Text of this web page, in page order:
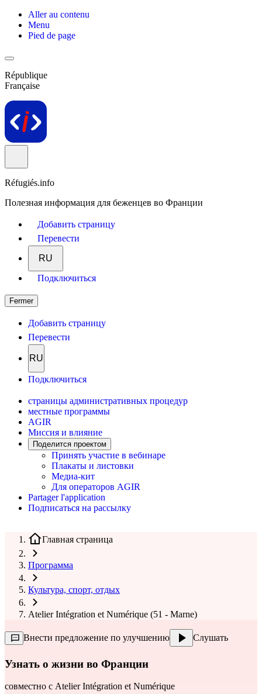
Aller au contenu
Menu
Pied de page
République
Française
Réfugiés.info
Полезная информация для беженцев во Франции
Добавить страницу
Перевести
RU
Подключиться
Fermer
Добавить страницу
Перевести
RU
Подключиться
страницы административных процедур
местные программы
AGIR
Миссия и влияние
Поделится проектом
Принять участие в вебинаре
Плакаты и листовки
Медиа-кит
Для операторов AGIR
Partager l'application
Подписаться на рассылку
Главная страница
Программа
Культура, спорт, отдых
Atelier Intégration et Numérique (51 - Marne)
Внести предложение по улучшению Слушать
Узнать о жизни во Франции
совместно с Atelier Intégration et Numérique